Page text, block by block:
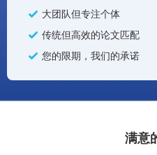
大团队但专注个体
传统但高效的论文匹配
您的限期，我们的承诺
满意